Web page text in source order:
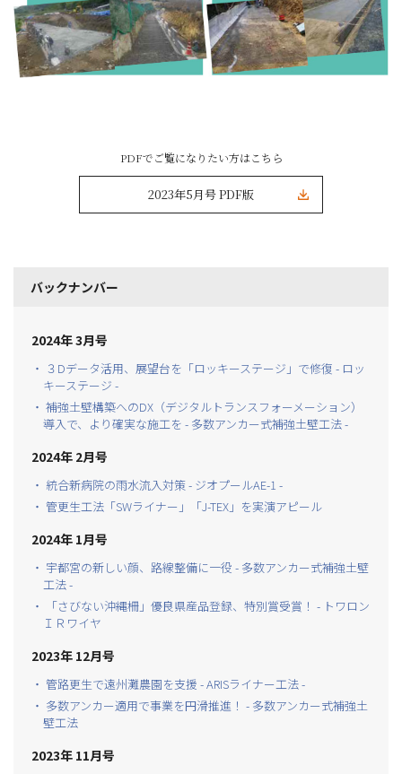
PDFでご覧になりたい方はこちら
2023年5月号 PDF版
バックナンバー
2024年 3月号
・ ３Dデータ活用、展望台を「ロッキーステージ」で修復 - ロッ
キーステージ -
・ 補強土壁構築へのDX（デジタルトランスフォーメーション）
導入で、より確実な施工を - 多数アンカー式補強土壁工法 -
2024年 2月号
・ 統合新病院の雨水流入対策 - ジオプールAE-1 -
・ 管更生工法「SWライナー」「J-TEX」を実演アピール
2024年 1月号
・ 宇都宮の新しい顔、路線整備に一役 - 多数アンカー式補強土壁
工法 -
・ 「さびない沖縄柵」優良県産品登録、特別賞受賞！ - トワロン
ＩＲワイヤ
2023年 12月号
・ 管路更生で遠州灘農園を支援 - ARISライナー工法 -
・ 多数アンカー適用で事業を円滑推進！ - 多数アンカー式補強土
壁工法
2023年 11月号